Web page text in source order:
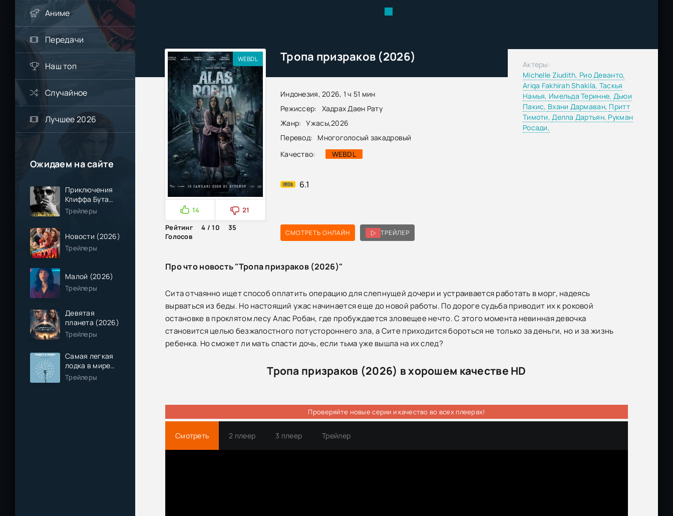
Аниме
Передачи
Наш топ
Случайное
Лучшее 2026
Ожидаем на сайте
Приключения
Клиффа Бута
(2026)
Трейлеры
Новости (2026)
Трейлеры
Малой (2026)
Трейлеры
Девятая
планета (2026)
Трейлеры
Самая легкая
лодка в мире
(2026)
Трейлеры
Тропа призраков (2026)
Индонезия, 2026, 1 ч 51 мин
Режиссер:
Хадрах Даен Рату
Жанр:
Ужасы,2026
Перевод:
Многоголосый закадровый
Качество:
WEBDL
6.1
WEBDL
14
21
Рейтинг
4 / 10
35
Голосов
СМОТРЕТЬ ОНЛАЙН ТРЕЙЛЕР
Актеры:
Michelle Ziudith, Рио Деванто,
Ariqa Fakhirah Shakila, Таскья
Намья, Имельда Теринне, Дьюи
Пакис, Вхани Дармаван, Притт
Тимоти,Делла Дартьян, Рукман
Росади,
Про что новость "Тропа призраков (2026)"
Сита отчаянно ищет способ оплатить операцию для слепнущей дочери и устраивается работать в морг, надеясь
вырваться из беды. Но настоящий ужас начинается еще до новой работы. По дороге судьба приводит их к роковой
остановке в проклятом лесу Алас Робан, где пробуждается зловещее нечто. С этого момента невинная девочка
становится целью безжалостного потустороннего зла, а Сите приходится бороться не только за деньги, но и за жизнь
ребенка. Но сможет ли мать спасти дочь, если тьма уже вышла на их след?
Тропа призраков (2026) в хорошем качестве HD
Проверяйте новые серии и качество во всех плеерах!
Смотреть 2 плеер 3 плеер Трейлер